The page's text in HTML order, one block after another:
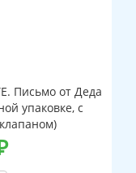
Письмо от Деда
упаковке, с